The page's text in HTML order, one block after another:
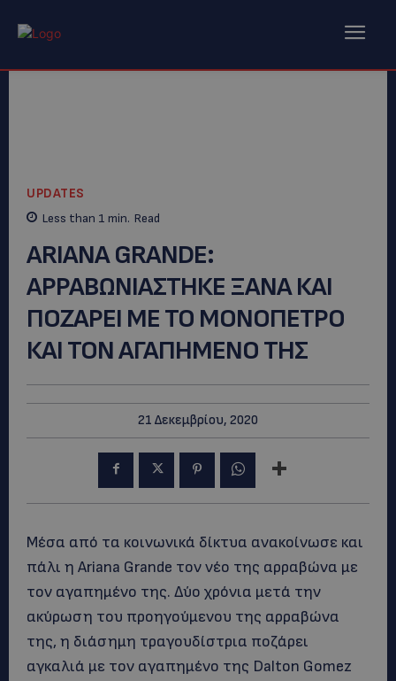
UPDATES
Less than 1 min. Read
ARIANA GRANDE:
AΡΡΑΒΩΝΙΑΣΤΗΚΕ ΞΑΝΑ ΚΑΙ
ΠΟΖΑΡΕΙ ΜΕ ΤΟ ΜΟΝΟΠΕΤΡΟ
ΚΑΙ ΤΟΝ ΑΓΑΠΗΜΕΝΟ ΤΗΣ
21 Δεκεμβρίου, 2020
Μέσα από τα κοινωνικά δίκτυα ανακοίνωσε και
πάλι η Ariana Grande τον νέο της αρραβώνα με
τον αγαπημένο της. Δύο χρόνια μετά την
ακύρωση του προηγούμενου της αρραβώνα
της, η διάσημη τραγουδίστρια ποζάρει
αγκαλιά με τον αγαπημένο της Dalton Gomez